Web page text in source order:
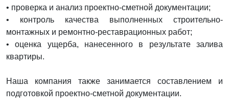
• проверка и анализ проектно-сметной документации;
• контроль качества выполненных строительно-
монтажных и ремонтно-реставрационных работ;
• оценка ущерба, нанесенного в результате залива
квартиры.
Наша компания также занимается составлением и
подготовкой проектно-сметной документации.